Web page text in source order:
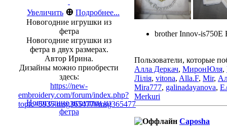
Увеличить ⊕ Подробнее...
Новогодние игрушки из
фетра
Новогодние игрушки из
фетра в двух размерах.
Автор Ирина.
Дизайны можно приобрести
здесь:
https://new-
embroidery.com/forum/index.php?
topic=5935.msg365477#msg365477
Новогодние игрушки из
фетра
brother Innov-is750E
Пользователи, которые
Алла Деркач, МиронЮля,
Лілія, vitona, Alla.F, Mir,
Mira777, galinadayanova,
Merkuri
Caposha